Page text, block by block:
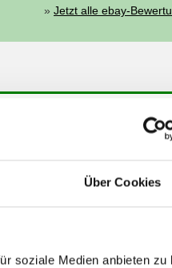
Über Cookies
soziale Medien anbieten zu
»Jetzt alle ebay-
140